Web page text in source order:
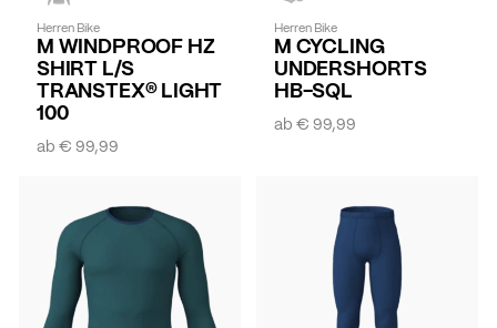
Herren Bike
M WINDPROOF HZ
SHIRT L/S
TRANSTEX® LIGHT
100
ab€ 99,99
Herren Bike
M CYCLING
UNDERSHORTS
HB-SQL
ab€ 99,99